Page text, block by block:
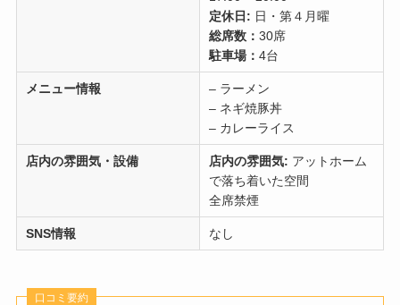
定休日: 日・第４月曜
総席数：30席
駐車場：4台
メニュー情報
– ラーメン
– ネギ焼豚丼
– カレーライス
店内の雰囲気・設備 店内の雰囲気: アットホーム
で落ち着いた空間
全席禁煙
SNS情報 なし
口コミ要約